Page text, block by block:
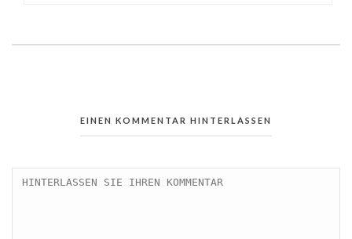
EINEN KOMMENTAR HINTERLASSEN